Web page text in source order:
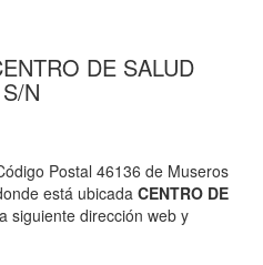
DE SALUD
N
Postal 46136 de Museros
está ubicada CENTRO DE
siguiente dirección web y